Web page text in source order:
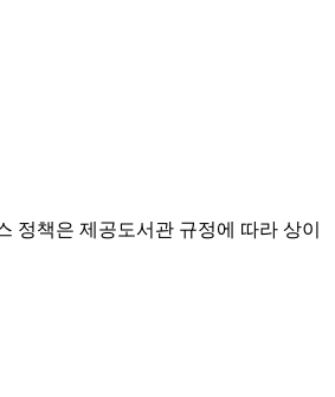
정책은 제공도서관 규정에 따라 상이